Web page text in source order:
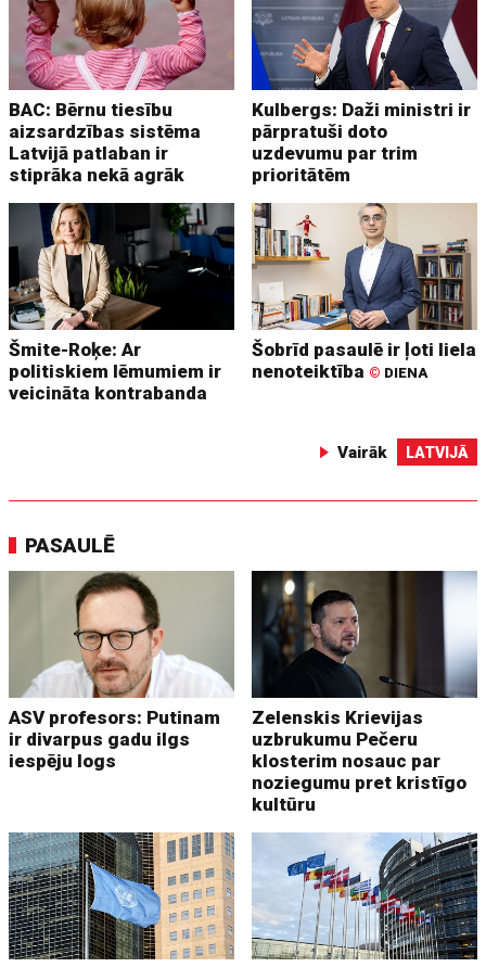
BAC: Bērnu tiesību
aizsardzības sistēma
Latvijā patlaban ir
stiprāka nekā agrāk
Kulbergs: Daži ministri ir
pārpratuši doto
uzdevumu par trim
prioritātēm
Šmite-Roķe: Ar
politiskiem lēmumiem ir
veicināta kontrabanda
Šobrīd pasaulē ir ļoti liela
nenoteiktība © DIENA
Vairāk LATVIJĀ
PASAULĒ
ASV profesors: Putinam
ir divarpus gadu ilgs
iespēju logs
Zelenskis Krievijas
uzbrukumu Pečeru
klosterim nosauc par
noziegumu pret kristīgo
kultūru